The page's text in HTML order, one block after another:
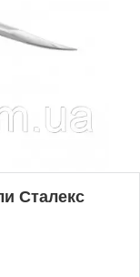
Сталекс